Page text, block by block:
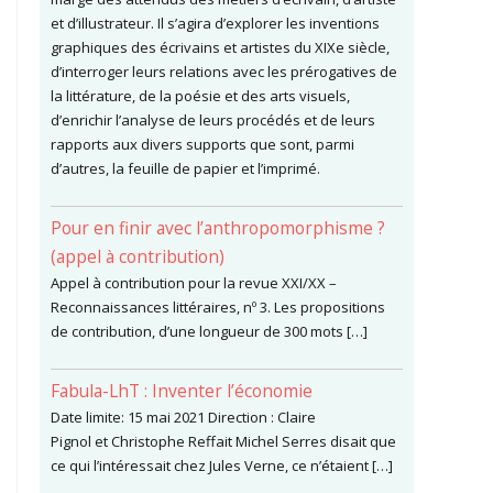
et d’illustrateur. Il s’agira d’explorer les inventions
graphiques des écrivains et artistes du XIXe siècle,
d’interroger leurs relations avec les prérogatives de
la littérature, de la poésie et des arts visuels,
d’enrichir l’analyse de leurs procédés et de leurs
rapports aux divers supports que sont, parmi
d’autres, la feuille de papier et l’imprimé.
Pour en finir avec l’anthropomorphisme ?
(appel à contribution)
Appel à contribution pour la revue XXI/XX –
Reconnaissances littéraires, nº 3. Les propositions
de contribution, d’une longueur de 300 mots […]
Fabula-LhT : Inventer l’économie
Date limite: 15 mai 2021 Direction : Claire
Pignol et Christophe Reffait Michel Serres disait que
ce qui l’intéressait chez Jules Verne, ce n’étaient […]